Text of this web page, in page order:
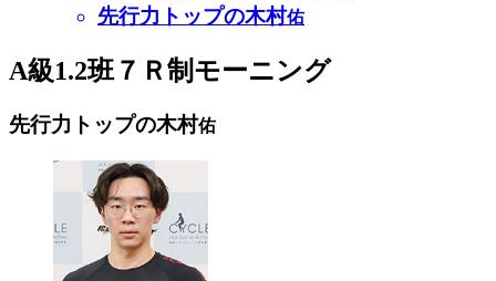
先行力トップの木村佑
A級1.2班７Ｒ制モーニング
先行力トップの木村佑